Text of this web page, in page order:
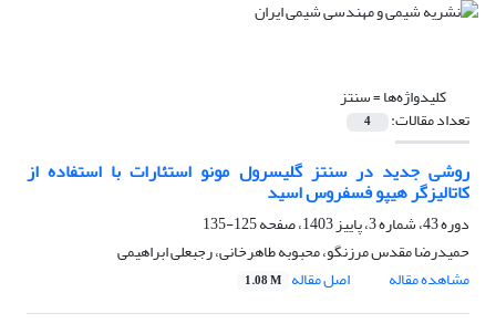
کلیدواژه‌ها =سنتز
تعداد مقالات: 4
روشی جدید در سنتز گلیسرول مونو استئارات با استفاده از
کاتالیزگر هیپو فسفروس اسید
دوره 43، شماره 3، پاییز 1403، صفحه
125-135
حمیدرضا مقدس مرزنگو، محبوبه طاهرخانی، رجبعلی ابراهیمی
مشاهده مقاله
اصل مقاله 1.08 M